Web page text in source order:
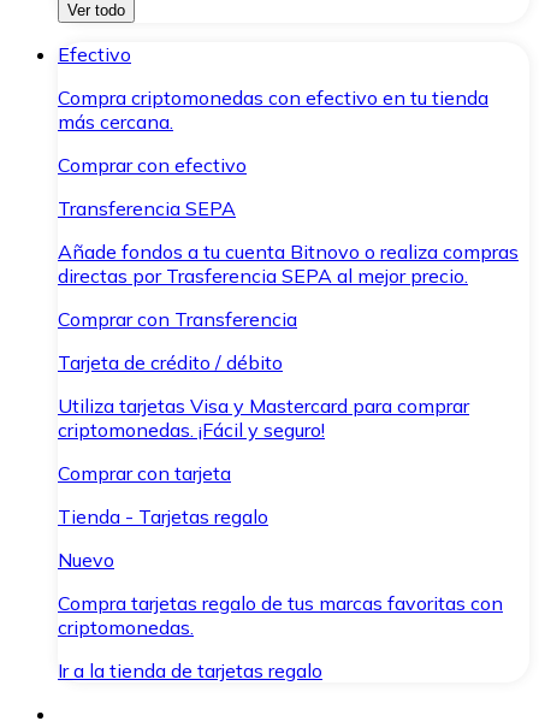
Ver todo
Efectivo
Compra criptomonedas con efectivo en tu tienda
más cercana.
Comprar con efectivo
Transferencia SEPA
Añade fondos a tu cuenta Bitnovo o realiza compras
directas por Trasferencia SEPA al mejor precio.
Comprar con Transferencia
Tarjeta de crédito / débito
Utiliza tarjetas Visa y Mastercard para comprar
criptomonedas. ¡Fácil y seguro!
Comprar con tarjeta
Tienda - Tarjetas regalo
Nuevo
Compra tarjetas regalo de tus marcas favoritas con
criptomonedas.
Ir a la tienda de tarjetas regalo